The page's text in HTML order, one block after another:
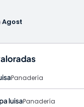
Agost
Panadería
luisaPanadería